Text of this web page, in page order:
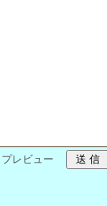
プレビュー